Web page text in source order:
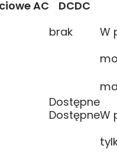
AC
DCDC
brak
W
Dostępne
DostępneW